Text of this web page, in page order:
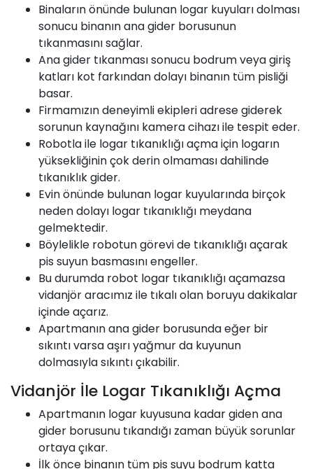
Binaların önünde bulunan logar kuyuları dolması
sonucu binanın ana gider borusunun
tıkanmasını sağlar.
Ana gider tıkanması sonucu bodrum veya giriş
katları kot farkından dolayı binanın tüm pisliği
basar.
Firmamızın deneyimli ekipleri adrese giderek
sorunun kaynağını kamera cihazı ile tespit eder.
Robotla ile logar tıkanıklığı açma için logarın
yüksekliğinin çok derin olmaması dahilinde
tıkanıklık gider.
Evin önünde bulunan logar kuyularında birçok
neden dolayı logar tıkanıklığı meydana
gelmektedir.
Böylelikle robotun görevi de tıkanıklığı açarak
pis suyun basmasını engeller.
Bu durumda robot logar tıkanıklığı açamazsa
vidanjör aracımız ile tıkalı olan boruyu dakikalar
içinde açarız.
Apartmanın ana gider borusunda eğer bir
sıkıntı varsa aşırı yağmur da kuyunun
dolmasıyla sıkıntı çıkabilir.
Vidanjör İle Logar Tıkanıklığı Açma
Apartmanın logar kuyusuna kadar giden ana
gider borusunu tıkandığı zaman büyük sorunlar
ortaya çıkar.
İlk önce binanın tüm pis suyu bodrum katta